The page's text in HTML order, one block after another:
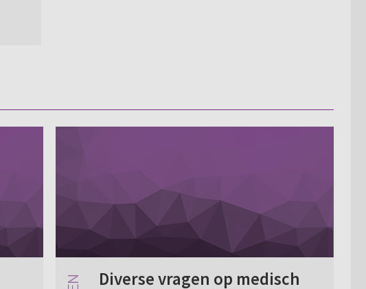
Diverse vragen op medisch